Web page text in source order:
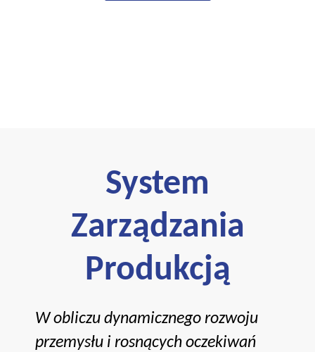
System
Zarządzania
Produkcją
W obliczu dynamicznego rozwoju
przemysłu i rosnących oczekiwań